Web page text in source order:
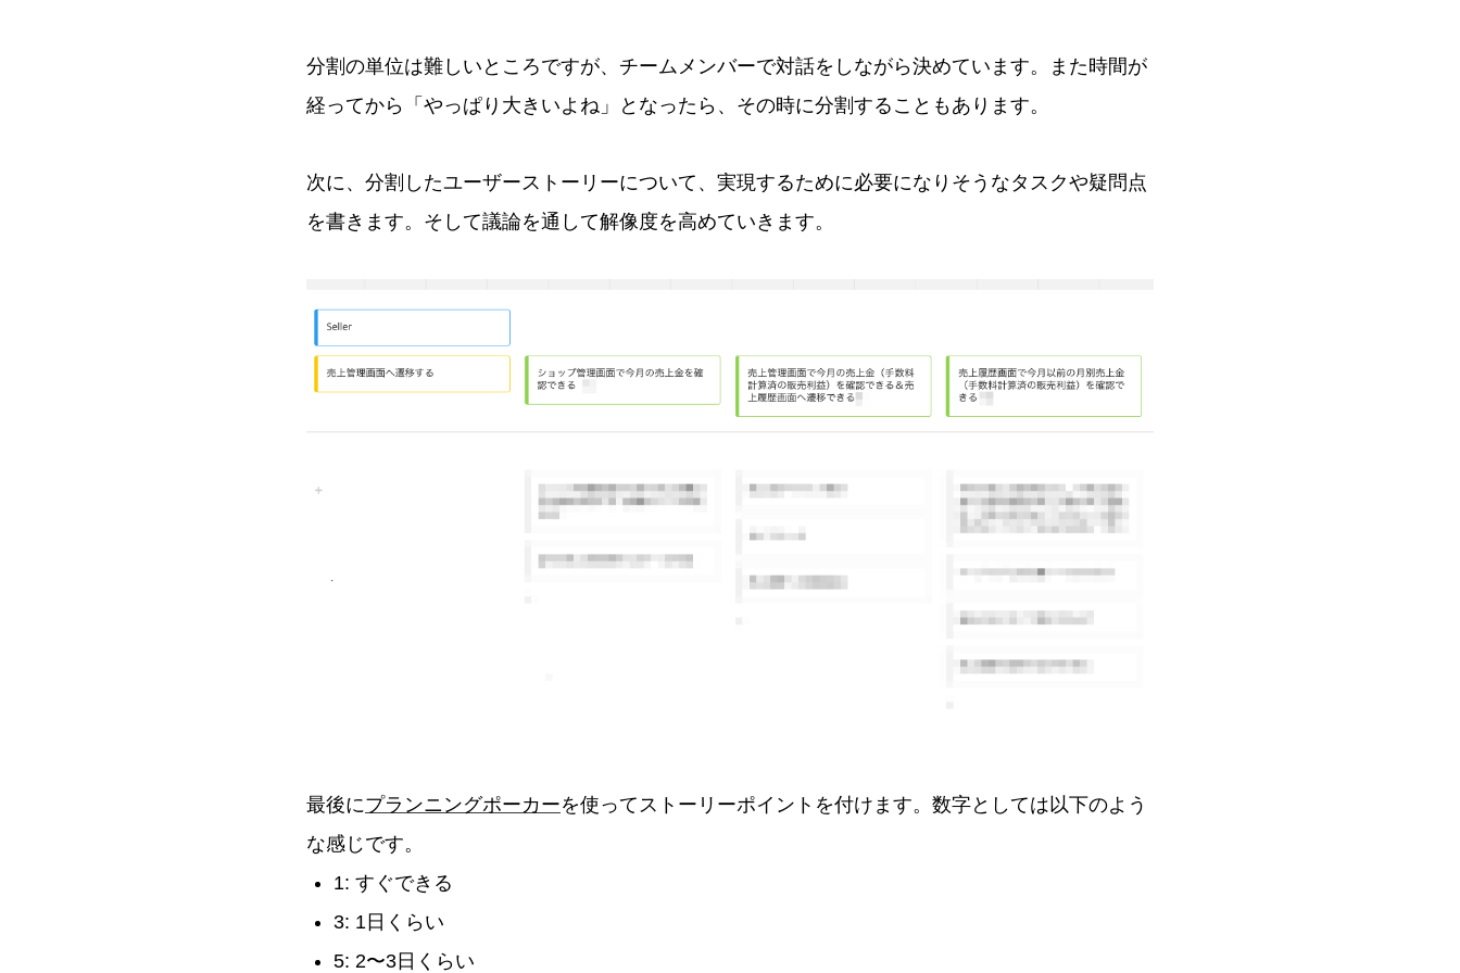
分割の単位は難しいところですが、チームメンバーで対話をしながら決めています。また時間が
経ってから「やっぱり大きいよね」となったら、その時に分割することもあります。
次に、分割したユーザーストーリーについて、実現するために必要になりそうなタスクや疑問点
を書きます。そして議論を通して解像度を高めていきます。
最後にプランニングポーカーを使ってストーリーポイントを付けます。数字としては以下のよう
な感じです。
1: すぐできる
3: 1日くらい
5: 2〜3日くらい